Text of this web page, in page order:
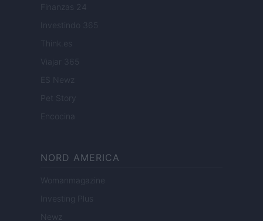
Finanzas 24
Investindo 365
Think.es
Viajar 365
ES Newz
Pet Story
Encocina
NORD AMERICA
Womanmagazine
Investing Plus
Newz